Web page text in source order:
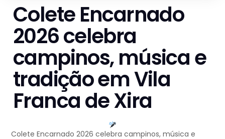
Colete Encarnado
2026 celebra
campinos, música e
tradição em Vila
Franca de Xira
Colete Encarnado 2026 celebra campinos, música e